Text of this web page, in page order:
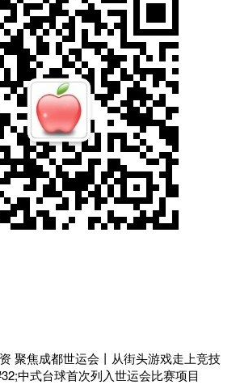
聚焦成都世运会丨从街头游戏走上竞技
中式台球首次列入世运会比赛项目